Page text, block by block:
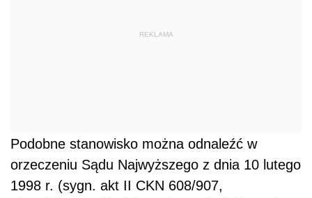
REKLAMA
Podobne stanowisko można odnaleźć w
orzeczeniu Sądu Najwyższego z dnia 10 lutego
1998 r. (sygn. akt II CKN 608/907,